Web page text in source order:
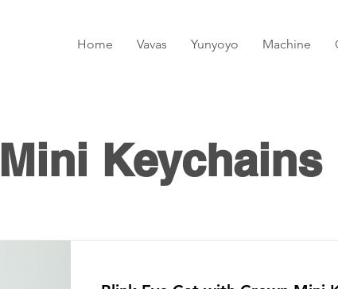
Home Vavas Yunyoyo Machine
Mini Keychains